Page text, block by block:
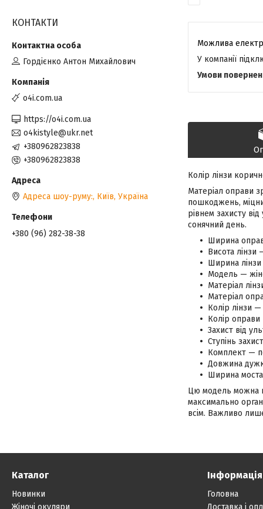
У компанії
Колір лінзи
Матеріал оправи
пошкоджень,
рівнем захисту
сонячний день.
Ширина
Висота лінзи
Ширина
Модель —
Матеріал
Матеріал
Колір лінзи
Колір
Захист від
Ступінь
Комплект —
Довжина
Ширина
Цю модель можна
максимально
всім. Важливо
КОНТАКТИ
Гордієнко Антон Михайлович
o4i.com.ua
https://o4i.com.ua
o4kistyle@ukr.net
+380962823838
+380962823838
Адреса шоу-руму:, Київ, Україна
+380 (96) 282-38-38
Каталог
Новинки
Інформація
Головна